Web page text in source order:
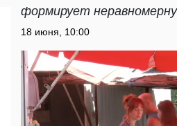
формирует
18 июня, 10:00